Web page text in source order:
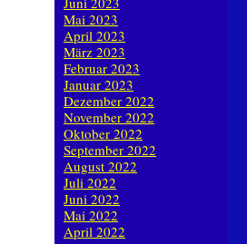
Mai 2023
April 2023
März 2023
Februar 2023
Januar 2023
Dezember 2022
November 2022
Oktober 2022
September 2022
August 2022
Juli 2022
Juni 2022
Mai 2022
April 2022